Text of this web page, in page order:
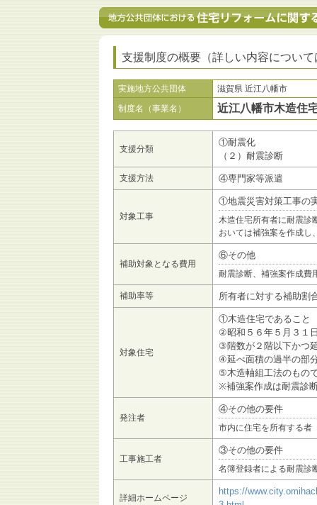
支援制度の概要（詳しい内容につい
実施地方公共団体
滋賀県 近江八幡市
制度名（事業名）
近江八幡市木造住
支援分類
①耐震化
（２）耐震診断
支援方法 ④専門家等派遣
対象工事
①地震災害対策工事の
木造住宅所有者に耐震診
おいては補強案を作成し
補助対象となる費用
⑥その他
耐震診断、補強案作成費
補助率等 所有者に対する補助割
対象住宅
①木造住宅であること
②昭和５６年５月３１
③階数が２階以下かつ
④延べ面積の過半の部
⑤木造軸組工法のもの
※補強案作成は耐震診
発注者
④その他の要件
市内に住宅を所有する者
工事施工者
③その他の要件
名簿登録者による耐震診
詳細ホームページ
https://